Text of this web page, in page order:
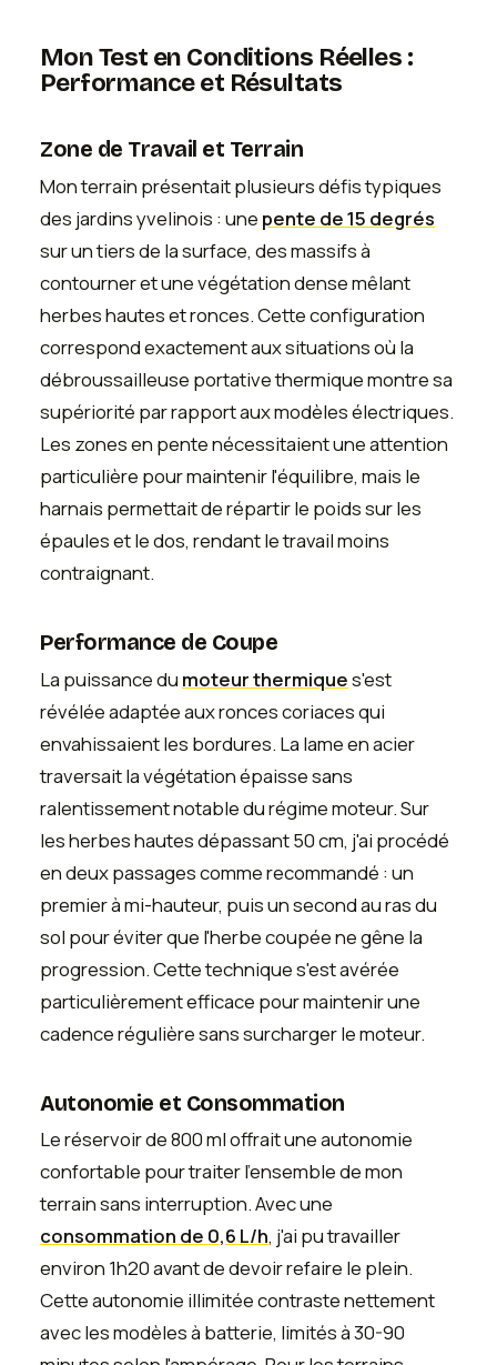
Mon Test en Conditions Réelles :
Performance et Résultats
Zone de Travail et Terrain
Mon terrain présentait plusieurs défis typiques
des jardins yvelinois : une pente de 15 degrés
sur un tiers de la surface, des massifs à
contourner et une végétation dense mêlant
herbes hautes et ronces. Cette configuration
correspond exactement aux situations où la
débroussailleuse portative thermique montre sa
supériorité par rapport aux modèles électriques.
Les zones en pente nécessitaient une attention
particulière pour maintenir l'équilibre, mais le
harnais permettait de répartir le poids sur les
épaules et le dos, rendant le travail moins
contraignant.
Performance de Coupe
La puissance du moteur thermiques'est
révélée adaptée aux ronces coriaces qui
envahissaient les bordures. La lame en acier
traversait la végétation épaisse sans
ralentissement notable du régime moteur. Sur
les herbes hautes dépassant 50 cm, j'ai procédé
en deux passages comme recommandé : un
premier à mi-hauteur, puis un second au ras du
sol pour éviter que l'herbe coupée ne gêne la
progression. Cette technique s'est avérée
particulièrement efficace pour maintenir une
cadence régulière sans surcharger le moteur.
Autonomie et Consommation
Le réservoir de 800 ml offrait une autonomie
confortable pour traiter l'ensemble de mon
terrain sans interruption. Avec une
consommation de 0,6 L/h, j'ai pu travailler
environ 1h20 avant de devoir refaire le plein.
Cette autonomie illimitée contraste nettement
avec les modèles à batterie, limités à 30-90